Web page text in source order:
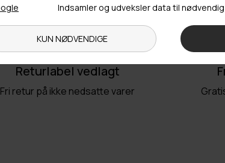
Trustpilot
Returlabel vedlagt
Fri retur på ikke nedsatte varer